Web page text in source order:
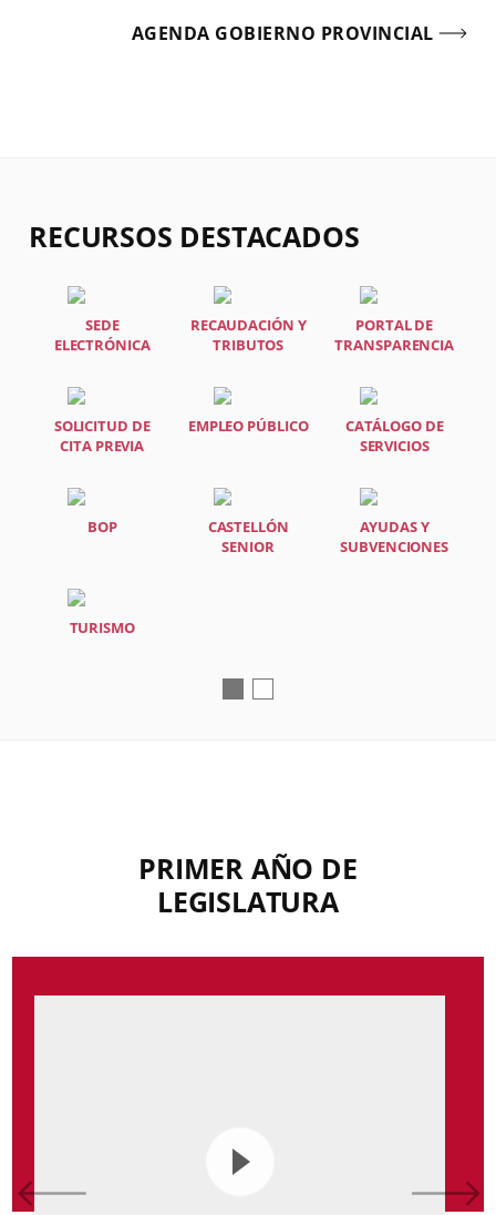
AGENDA GOBIERNO PROVINCIAL
RECURSOS DESTACADOS
SEDE
ELECTRÓNICA
RECAUDACIÓN Y
TRIBUTOS
PORTAL DE
TRANSPARENCIA
SOLICITUD DE
CITA PREVIA
EMPLEO PÚBLICO
CATÁLOGO DE
SERVICIOS
BOP
CASTELLÓN
SENIOR
AYUDAS Y
SUBVENCIONES
TURISMO
PRIMER AÑO DE
LEGISLATURA